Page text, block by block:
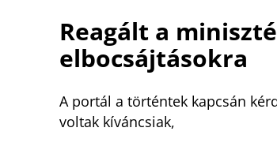
Reagált a
elbocsájtásokra
A portál a történtek kapcsán
voltak kíváncsiak,